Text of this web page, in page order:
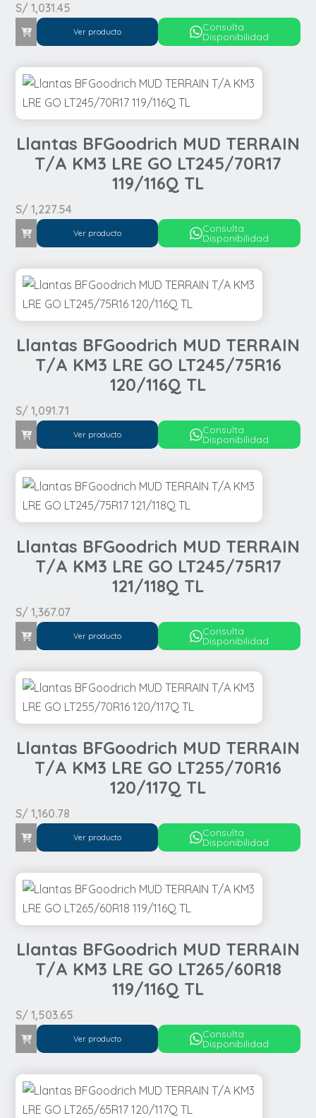
S/ 1,031.45
Ver producto Consulta
Disponibilidad
Llantas BFGoodrich MUD TERRAIN
T/A KM3 LRE GO LT245/70R17
119/116Q TL
S/ 1,227.54
Ver producto Consulta
Disponibilidad
Llantas BFGoodrich MUD TERRAIN
T/A KM3 LRE GO LT245/75R16
120/116Q TL
S/ 1,091.71
Ver producto Consulta
Disponibilidad
Llantas BFGoodrich MUD TERRAIN
T/A KM3 LRE GO LT245/75R17
121/118Q TL
S/ 1,367.07
Ver producto Consulta
Disponibilidad
Llantas BFGoodrich MUD TERRAIN
T/A KM3 LRE GO LT255/70R16
120/117Q TL
S/ 1,160.78
Ver producto Consulta
Disponibilidad
Llantas BFGoodrich MUD TERRAIN
T/A KM3 LRE GO LT265/60R18
119/116Q TL
S/ 1,503.65
Ver producto Consulta
Disponibilidad